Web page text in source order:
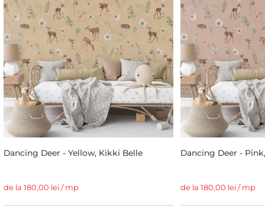
Dancing Deer - Yellow, Kikki Belle
de la 180,00 lei / mp
Dancing Deer -
de la 180,00 lei / mp